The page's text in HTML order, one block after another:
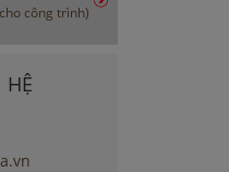
công trình)
HỆ